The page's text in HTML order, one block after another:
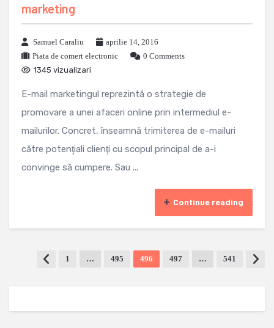
marketing
Samuel Caraliu
aprilie 14, 2016
Piata de comert electronic
0 Comments
1345 vizualizari
E-mail marketingul reprezintă o strategie de
promovare a unei afaceri online prin intermediul e-
mailurilor. Concret, înseamnă trimiterea de e-mailuri
către potenţiali clienţi cu scopul principal de a-i
convinge să cumpere. Sau ...
Continue reading
1 … 495 496 497 … 541